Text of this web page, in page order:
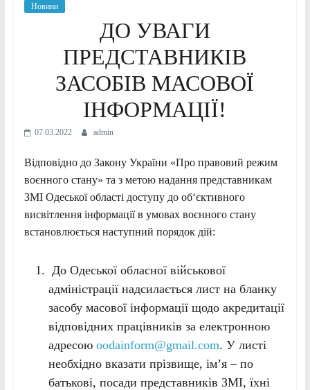
Новини
ДО УВАГИ
ПРЕДСТАВНИКІВ
ЗАСОБІВ МАСОВОЇ
ІНФОРМАЦІЇ!
07.03.2022 admin
Відповідно до Закону України «Про правовий режим
воєнного стану» та з метою надання представникам
ЗМІ Одеської області доступу до об‘єктивного
висвітлення інформації в умовах воєнного стану
встановлюється наступний порядок дій:
До Одеської обласної військової
адміністрації надсилається лист на бланку
засобу масової інформації щодо акредитації
відповідних працівників за електронною
адресою oodainform@gmail.com. У листі
необхідно вказати прізвище, ім’я – по
батькові, посади представників ЗМІ, їхні